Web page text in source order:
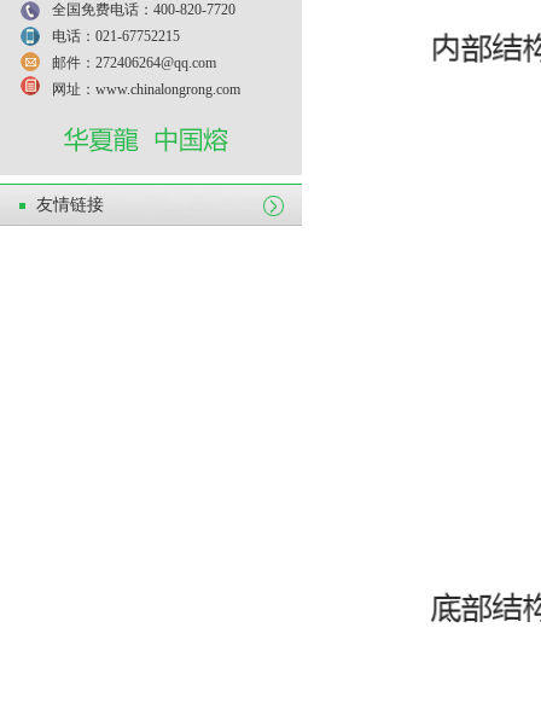
全国免费电话：400-820-7720
电话：021-67752215
邮件：272406264@qq.com
网址：www.chinalongrong.com
友情链接